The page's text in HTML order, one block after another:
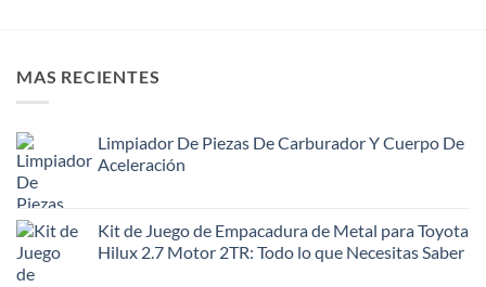
MAS RECIENTES
Limpiador De Piezas De Carburador Y Cuerpo De
Aceleración
Kit de Juego de Empacadura de Metal para Toyota
Hilux 2.7 Motor 2TR: Todo lo que Necesitas Saber